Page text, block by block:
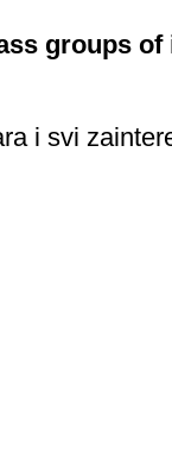
groups
i svi